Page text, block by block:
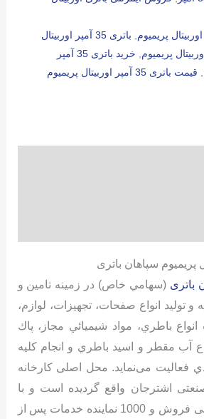
باتری 35 آمپر اوربیتال
پریمیوم
خرید باتری 35 آمپر
قیمت باتری 35 آمپر اوربیتال پریمیوم
باتری (سهامي خاص) در زمینه تامين و
و توليد انواع صفحات، تجهيزات، لوازم،
انواع باطري، مواد شيميائي مجاز، پاك
آب مقطر و اسيد باطري و انجام كليه
فعالیت می‌نمايد. محل اصلی کارخانه
اشترجان واقع گردیده است و با
بیش از 25 دفتر استانی فروش و 1000 نماینده خدمات پس از